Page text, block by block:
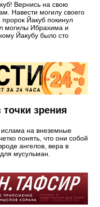
Вернись на свою
Навести могилу своего
Йакуб покинул
могилы Ибрахима и
Йакубу было сто
зрения
ислама на внеземные
понять, что они собой
ангелов, вера в
мусульман.